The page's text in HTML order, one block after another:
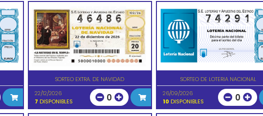
SORTEO EXTRA. DE NAVIDAD
22/12/2026
7 DISPONIBLES 0
SORTEO DE LOTERIA NACIONAL
26/09/2026
10 DISPONIBLES 0